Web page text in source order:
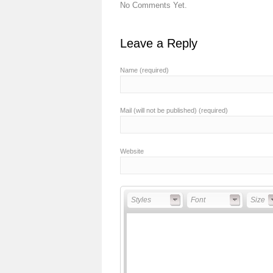
No Comments Yet.
Leave a Reply
Name (required)
Mail (will not be published) (required)
Website
Styles
Styles Font
Font Font
Size